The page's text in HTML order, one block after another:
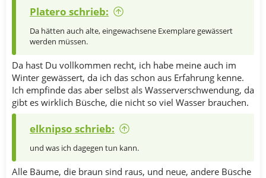
Platero schrieb:
Da hätten auch alte, eingewachsene Exemplare gewässert
werden müssen.
Da hast Du vollkommen recht, ich habe meine auch im
Winter gewässert, da ich das schon aus Erfahrung kenne.
Ich empfinde das aber selbst als Wasserverschwendung, da
gibt es wirklich Büsche, die nicht so viel Wasser brauchen.
elknipso schrieb:
und was ich dagegen tun kann.
Alle Bäume, die braun sind raus, und neue, andere Büsche